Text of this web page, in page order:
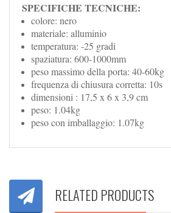
SPECIFICHE TECNICHE:
colore: nero
materiale: alluminio
temperatura: -25 gradi
spaziatura: 600-1000mm
peso massimo della porta: 40-60kg
frequenza di chiusura corretta: 10s
dimensioni : 17,5 x 6 x 3,9 cm
peso: 1.04kg
peso con imballaggio: 1.07kg
RELATED PRODUCTS